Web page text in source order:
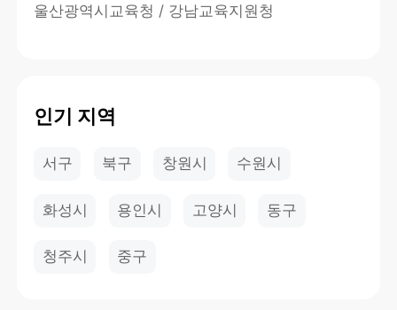
울산광역시교육청 / 강남교육지원청
인기 지역
서구 북구 창원시 수원시
화성시 용인시 고양시 동구
청주시 중구